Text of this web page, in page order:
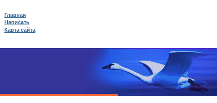
Главная
Написать
Карта сайта